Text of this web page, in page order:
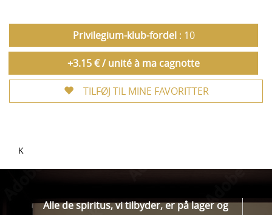
Privilegium-klub-fordel: 10
+3.15 € / unité à ma cagnotte
TILFØJ TIL MINE FAVORITTER
K
Alle de spiritus, vi tilbyder, er på lager og